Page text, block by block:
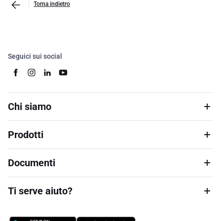
Torna indietro
Seguici sui social
Chi siamo
Prodotti
Documenti
Ti serve aiuto?